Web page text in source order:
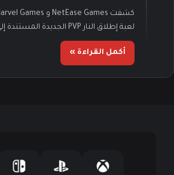
لعبة إطلاق النار PVP الجديدة المستندة إلى شخصيات مارفل. تتيح…
أكمل القراءة »